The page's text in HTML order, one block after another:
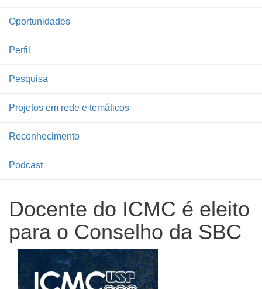
Oportunidades
Perfil
Pesquisa
Projetos em rede e temáticos
Reconhecimento
Podcast
Docente do ICMC é eleito
para o Conselho da SBC